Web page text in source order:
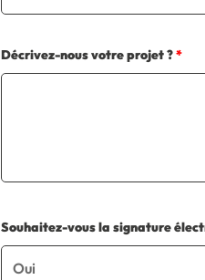
Décrivez-nous votre projet ?*
Souhaitez-vous la signature